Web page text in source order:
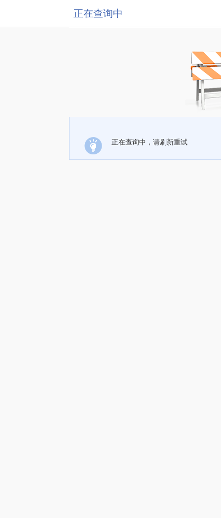
正在查询中
正在查询中，请刷新重试